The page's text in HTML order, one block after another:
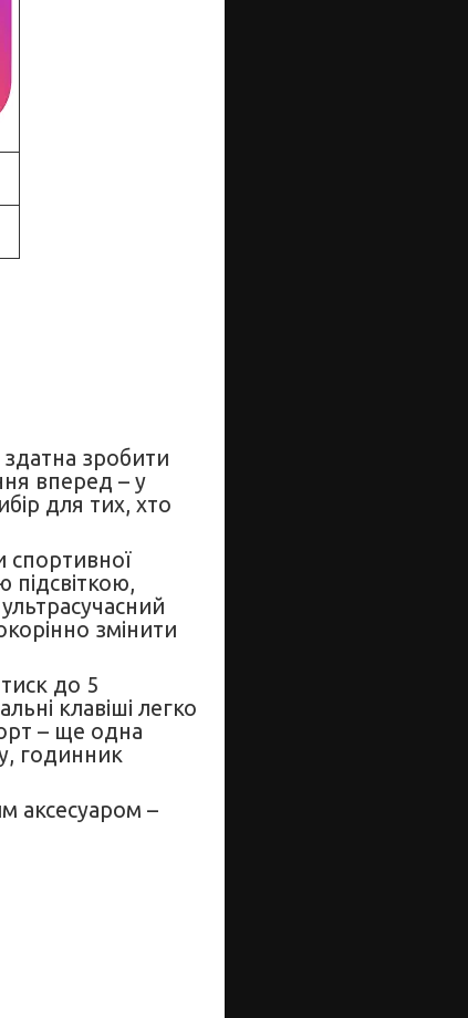
здатна зробити
вперед – у
для тих, хто
спортивної
змінити
до 5
клавіші легко
– ще одна
годинник
аксесуаром –